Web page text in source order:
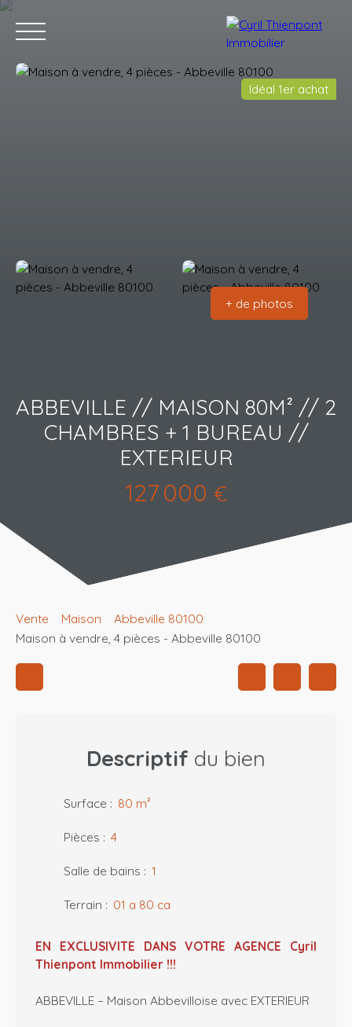
Idéal 1er achat
+ de photos
ABBEVILLE // MAISON 80M² // 2
CHAMBRES + 1 BUREAU //
EXTERIEUR
127 000 €
Vente Maison
Abbeville 80100
Maison à vendre, 4 pièces - Abbeville 80100
Descriptif du bien
Surface : 80 m²
Pièces : 4
Salle de bains : 1
Terrain : 01 a 80 ca
EN EXCLUSIVITE DANS VOTRE AGENCE Cyril
Thienpont Immobilier !!!
ABBEVILLE – Maison Abbevilloise avec EXTERIEUR